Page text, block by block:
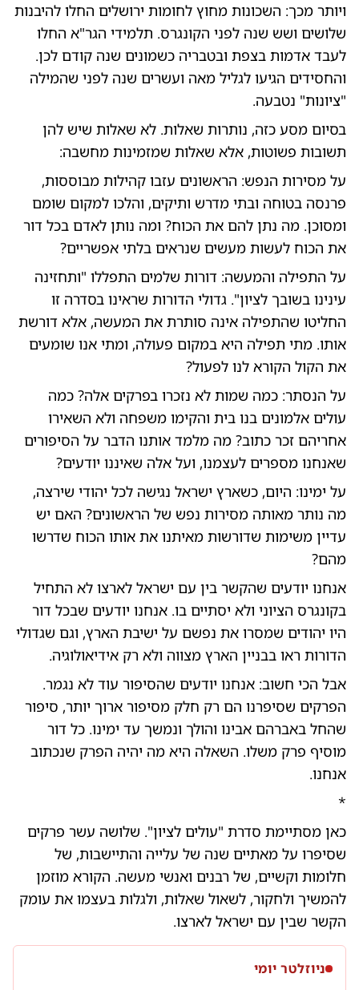
ויותר מכך: השכונות מחוץ לחומות ירושלים החלו להיבנות
שלושים ושש שנה לפני הקונגרס. תלמידי הגר"א החלו
לעבד אדמות בצפת ובטבריה כשמונים שנה קודם לכן.
והחסידים הגיעו לגליל מאה ועשרים שנה לפני שהמילה
"ציונות" נטבעה.
בסיום מסע כזה, נותרות שאלות. לא שאלות שיש להן
תשובות פשוטות, אלא שאלות שמזמינות מחשבה:
על מסירות הנפש: הראשונים עזבו קהילות מבוססות,
פרנסה בטוחה ובתי מדרש ותיקים, והלכו למקום שומם
ומסוכן. מה נתן להם את הכוח? ומה נותן לאדם בכל דור
את הכוח לעשות מעשים שנראים בלתי אפשריים?
על התפילה והמעשה: דורות שלמים התפללו "ותחזינה
עינינו בשובך לציון". גדולי הדורות שראינו בסדרה זו
החליטו שהתפילה אינה סותרת את המעשה, אלא דורשת
אותו. מתי תפילה היא במקום פעולה, ומתי אנו שומעים
את הקול הקורא לנו לפעול?
על הנסתר: כמה שמות לא נזכרו בפרקים אלה? כמה
עולים אלמונים בנו בית והקימו משפחה ולא השאירו
אחריהם זכר כתוב? מה מלמד אותנו הדבר על הסיפורים
שאנחנו מספרים לעצמנו, ועל אלה שאיננו יודעים?
על ימינו: היום, כשארץ ישראל נגישה לכל יהודי שירצה,
מה נותר מאותה מסירות נפש של הראשונים? האם יש
עדיין משימות שדורשות מאיתנו את אותו הכוח שדרשו
מהם?
אנחנו יודעים שהקשר בין עם ישראל לארצו לא התחיל
בקונגרס הציוני ולא יסתיים בו. אנחנו יודעים שבכל דור
היו יהודים שמסרו את נפשם על ישיבת הארץ, וגם שגדולי
הדורות ראו בבניין הארץ מצווה ולא רק אידיאולוגיה.
אבל הכי חשוב: אנחנו יודעים שהסיפור עוד לא נגמר.
הפרקים שסיפרנו הם רק חלק מסיפור ארוך יותר, סיפור
שהחל באברהם אבינו והולך ונמשך עד ימינו. כל דור
מוסיף פרק משלו. השאלה היא מה יהיה הפרק שנכתוב
אנחנו.
*
כאן מסתיימת סדרת "עולים לציון". שלושה עשר פרקים
שסיפרו על מאתיים שנה של עלייה והתיישבות, של
חלומות וקשיים, של רבנים ואנשי מעשה. הקורא מוזמן
להמשיך ולחקור, לשאול שאלות, ולגלות בעצמו את עומק
הקשר שבין עם ישראל לארצו.
ניוזלטר יומי